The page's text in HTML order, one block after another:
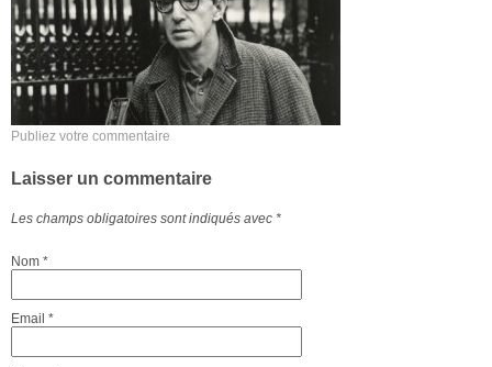
Publiez votre commentaire
Laisser un commentaire
Les champs obligatoires sont indiqués avec *
Nom *
Email *